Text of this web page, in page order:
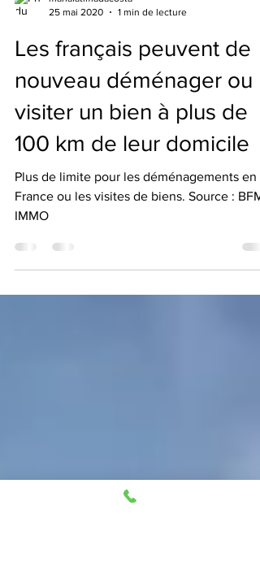
mariafatimadacosta
25 mai 2020
1 min de lecture
Les français peuvent de
nouveau déménager ou
visiter un bien à plus de
100 km de leur domicile
IMMO